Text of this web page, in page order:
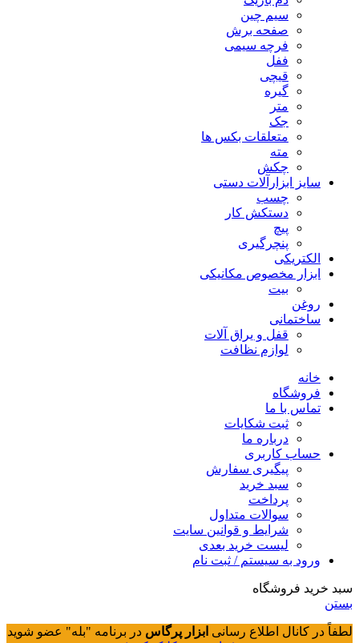
سیم چین
صفحه برش
فرچه سیمی
ففل
قیچی
گیره
متر
جک
متعلقات بکس ها
مته
چکش
سایز ابزارآلات دستی
چسب
دستکش کار
پیچ
پنچرگیری
الکتریکی
ابزار مخصوص مکانیکی
بیت
روغن
ساختمانی
قفل و یراق آلات
لوازم نظافت
خانه
فروشگاه
تماس با ما
ثبت شکایات
درباره ما
حساب کاربری
پیگیری سفارش
سبد خرید
پرداخت
سوالات متداول
شرایط و قوانین سایت
لیست خرید بعدی
ورود به سیستم / ثبت نام
سبد خرید فروشگاه
بستن
لطفاً در کانال اطلاع رسانی ابزار پرگاس در برنامه "بله" عضو شوید